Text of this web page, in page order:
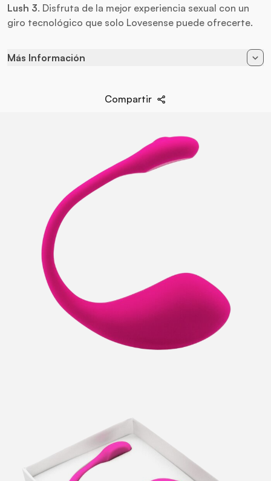
Lush 3. Disfruta de la mejor experiencia sexual con un
giro tecnológico que solo Lovesense puede ofrecerte.
Más Información
Apple iOS / Android
Recargable
Cargador USB
Material
Compartir